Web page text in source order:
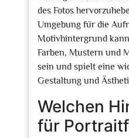
des Fotos
Umgebung für die
Motivhintergrund
Farben, Mustern und
sein und spielt eine
Gestaltung und
Welchen
für